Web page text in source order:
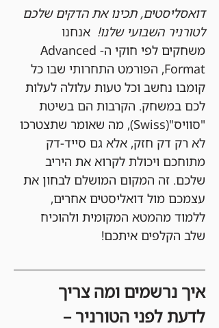
דואסליסטים, תכינו את הדקים שלכם
לטורניר השבועי שלנו!
  אנחנו
משחקים לפי חוקי ה-Advanced
Format, הפורמט התחרותי שבו כל
קומבו נחשב וכל טעות עלולה לעלות
לכם במשחק. הקרבות הם בשיטת
"סוויס"(Swiss), מה שאומר שתצטרכו
לא רק דק חזק, אלא גם סייד-דק
מתוחכם ויכולת לקרוא את היריב
שלכם. זה המקום המושלם לבחון את
עצמכם מול דואליסטים אחרים,
ללמוד מהמטא המקומית ולהוכיח
שלב הקלפים איתכם!
איך נרשמים ומה צריך
לדעת לפני הטורניר –